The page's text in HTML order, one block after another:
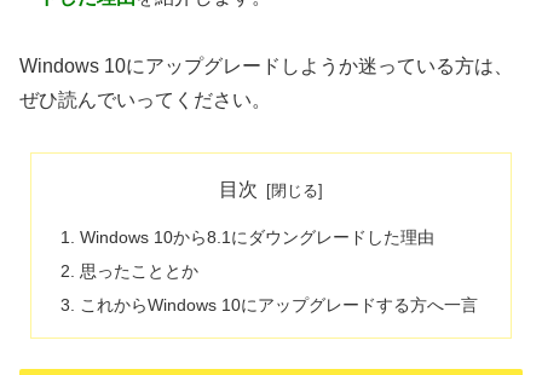
Windows 10にアップグレードしようか迷っている方は、
ぜひ読んでいってください。
目次
Windows 10から8.1にダウングレードした理由
思ったこととか
これからWindows 10にアップグレードする方へ一言